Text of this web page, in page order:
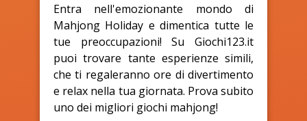
Entra nell'emozionante mondo di
Mahjong Holiday e dimentica tutte le
tue preoccupazioni! Su Giochi123.it
puoi trovare tante esperienze simili,
che ti regaleranno ore di divertimento
e relax nella tua giornata. Prova subito
uno dei migliori giochi mahjong!